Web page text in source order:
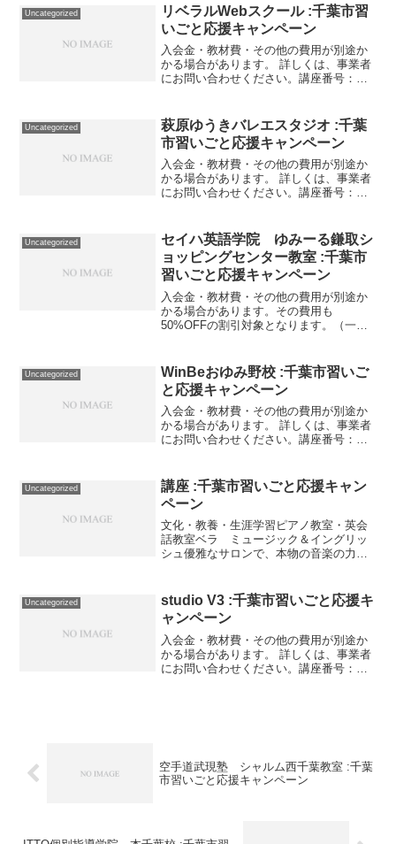
Uncategorized
リベラルWebスクール :千葉市習
いごと応援キャンペーン
入会金・教材費・その他の費用が別途か
かる場合があります。 詳しくは、事業者
にお問い合わせください。講座番号：
2022/03/31インスタグラムを...
Uncategorized
萩原ゆうきバレエスタジオ :千葉
市習いごと応援キャンペーン
入会金・教材費・その他の費用が別途か
かる場合があります。 詳しくは、事業者
にお問い合わせください。講座番号：
ーレッスン １回。講座番号：142...
Uncategorized
セイハ英語学院 ゆみーる鎌取シ
ョッピングセンター教室 :千葉市
習いごと応援キャンペーン
入会金・教材費・その他の費用が別途か
かる場合があります。その費用も
50%OFFの割引対象となります。（一部
01-01事業者提供価格34,817円▶17,408円
利用...
Uncategorized
WinBeおゆみ野校 :千葉市習いご
と応援キャンペーン
入会金・教材費・その他の費用が別途か
かる場合があります。 詳しくは、事業者
にお問い合わせください。講座番号：
2022/03/31少人数制授業 8...
Uncategorized
講座 :千葉市習いごと応援キャン
ペーン
文化・教養・生涯学習ピアノ教室・英会
話教室ベラ ミュージック＆イングリッ
シュ優雅なサロンで、本物の音楽の力
学習生涯学習AIRIS生涯学習AIRIS法人
設...
Uncategorized
studio V3 :千葉市習いごと応援キ
ャンペーン
入会金・教材費・その他の費用が別途か
かる場合があります。 詳しくは、事業者
にお問い合わせください。講座番号：
空手道武現塾 シャルム西千葉教室 :千葉
市習いごと応援キャンペーン